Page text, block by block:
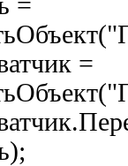
=